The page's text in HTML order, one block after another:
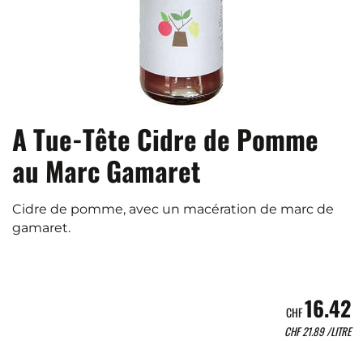
A Tue-Tête Cidre de Pomme
au Marc Gamaret
Cidre de pomme, avec un macération de marc de
gamaret.
CHF16.42
CHF21.89/LITRE